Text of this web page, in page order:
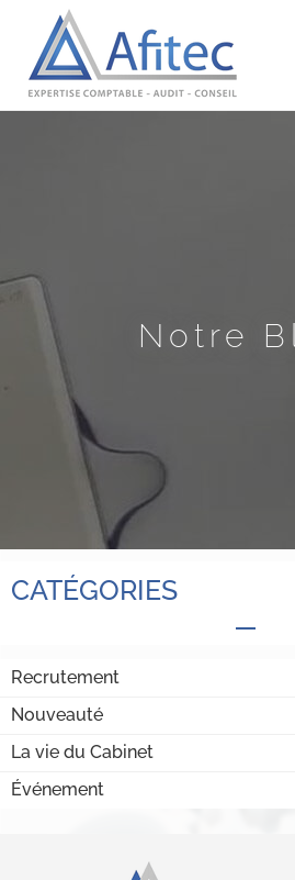
Notre
CATÉGORIES
Recrutement
Nouveauté
La vie du Cabinet
Événement